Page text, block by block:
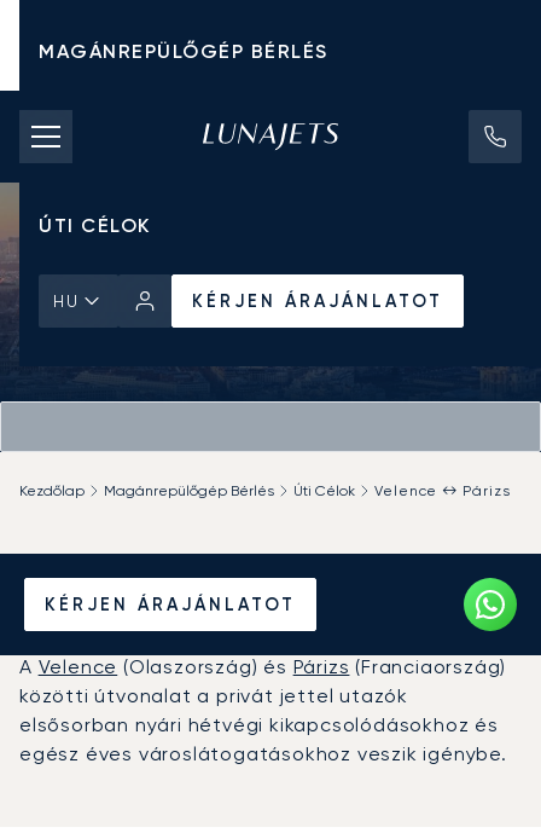
MAGÁNREPÜLŐGÉP BÉRLÉS
CHARTER ÁRAK
MAGÁNREPÜLŐGÉPEK
ÚTI CÉLOK
HU KÉRJEN ÁRAJÁNLATOT
KÉRJEN ÁRAJÁNLATOT
Kezdőlap Magánrepülőgép Bérlés Úti Célok Velence ↔ Párizs
Béreljen magánrepülőt
Velence és Párizs között
A Velence (Olaszország) és Párizs (Franciaország)
közötti útvonalat a privát jettel utazók
elsősorban nyári hétvégi kikapcsolódásokhoz és
egész éves városlátogatásokhoz veszik igénybe.